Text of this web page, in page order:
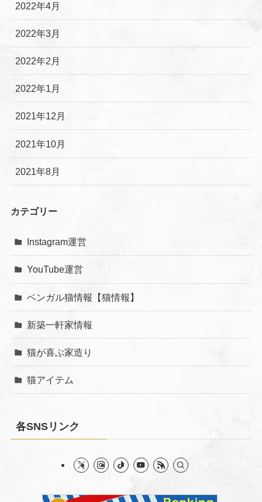
2022年4月
2022年3月
2022年2月
2022年1月
2021年12月
2021年10月
2021年8月
カテゴリー
Instagram運営
YouTube運営
ベンガル猫情報【猫情報】
新築一軒家情報
猫が喜ぶ家造り
猫アイテム
各SNSリンク